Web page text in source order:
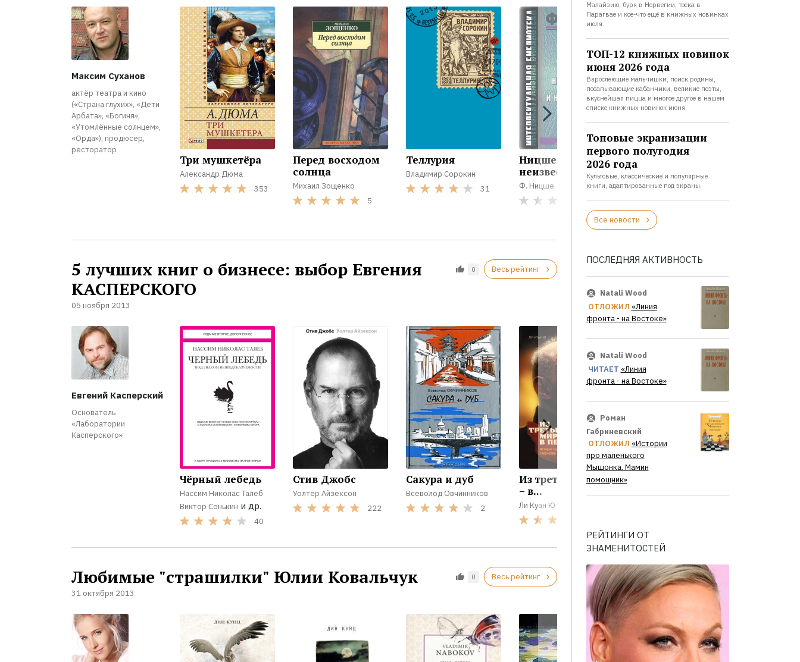
Максим Суханов
актёр театра и кино
(«Страна глухих», «Дети
Арбата», «Богиня»,
«Утомлённые солнцем»,
«Орда»), продюсер,
ресторатор
Три мушкетёра
Александр Дюма
353
Перед восходом
солнца
Михаил Зощенко
5
Теллурия
Владимир Сорокин
31
Ницше
неизвестный и...
Ф. Ницше
0
Аркадий
Стругацкий....
Аркадий Стругацкий
Борис Стругацкий
5 лучших книг о бизнесе: выбор Евгения
КАСПЕРСКОГО
05 ноября 2013
0 Весь рейтинг
Евгений Касперский
Основатель
«Лаборатории
Касперского»
Чёрный лебедь
Нассим Николас Талеб
Виктор Сонькин и др.
40
Стив Джобс
Уолтер Айзексон
222
Сакура и дуб
Всеволод Овчинников
2
Из третьего мира
– в...
Ли Куан Ю
Любимые "страшилки" Юлии Ковальчук
31 октября 2013
0 Весь рейтинг
Малайзию, буря в Норвегии, тоска в
Парагвае и кое-что ещё в книжных новинках
июля.
ТОП-12 книжных новинок
июня 2026 года
Взрослеющие мальчишки, поиск родины,
посапывающие кабанчики, великие поэты,
вкуснейшая пицца и многое другое в нашем
списке книжных новинок июня.
Топовые экранизации
первого полугодия
2026 года
Культовые, классические и популярные
книги, адаптированные под экраны.
Все новости
ПОСЛЕДНЯЯ АКТИВНОСТЬ
Natali Wood
ОТЛОЖИЛ «Линия
фронта - на Востоке»
Natali Wood
ЧИТАЕТ «Линия
фронта - на Востоке»
Роман
Габриневский
ОТЛОЖИЛ «Истории
про маленького
Мышонка. Мамин
помощник»
РЕЙТИНГИ ОТ
ЗНАМЕНИТОСТЕЙ